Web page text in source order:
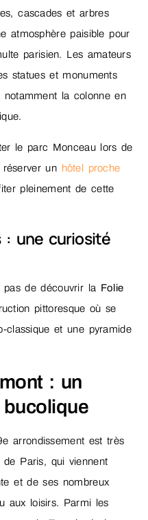
cascades et arbres
atmosphère paisible pour
parisien. Les amateurs
statues et monuments
la colonne en
le parc Monceau lors de
un hôtel proche
pleinement de cette
: une curiosité
pas de découvrir la Folie
pittoresque où se
classique et une pyramide
: un
arrondissement est très
de Paris, qui viennent
et de ses nombreux
aux loisirs. Parmi les